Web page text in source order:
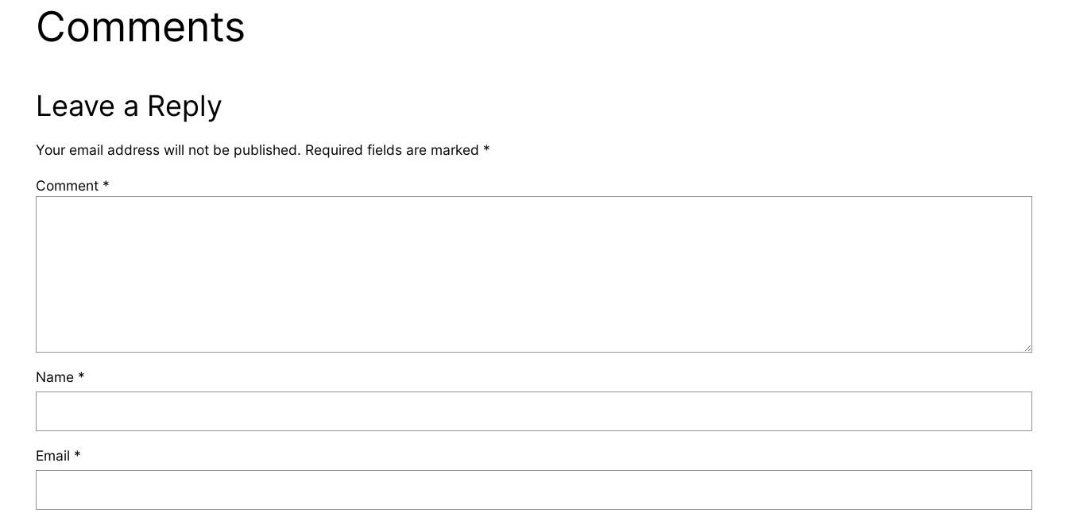
Comments
Leave a Reply
Your email address will not be published. Required fields are marked *
Comment *
Name *
Email *